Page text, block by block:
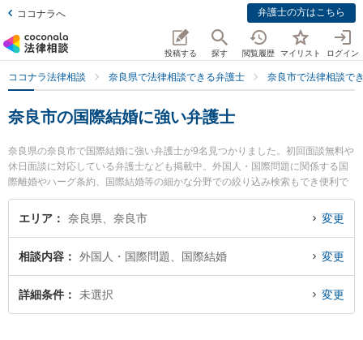
ココナラへ 弁護士の方はこちら
投稿する 探す 閲覧履歴 マイリスト ログイン
ココナラ法律相談 奈良県で法律相談できる弁護士 奈良市で法律相談で
奈良市の国際結婚に強い弁護士
奈良県の奈良市で国際結婚に強い弁護士が9名見つかりました。初回面談無料や
休日面談に対応している弁護士なども掲載中。外国人・国際問題に関係する国
際離婚やハーグ条約、国際結婚等の細かな分野での絞り込み検索もでき便利で
す。特に登大路総合法律事務所の福井 麻起子弁護士や南都総合法律事務所の冨
島 淳弁護士、西奈良法律事務所の中村 匡志弁護士のプロフィール情報や弁護士
績豊富な近くの弁護士を検索したい』『初回相談無料で国際結婚を法律相談で
きる奈良市内の弁護士に相談予約したい』などでお困りの相談者さんにおすす
めです。
エリア 奈良県、奈良市 変更
相談内容 外国人・国際問題、国際結婚 変更
詳細条件 未選択 変更